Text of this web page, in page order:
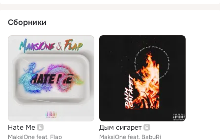
Сборники
Hate Me
MaksiOne feat. Flap
Дым сигарет
MaksiOne feat. BabyRi